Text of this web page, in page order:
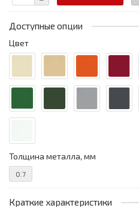
Доступные опции
Цвет
Толщина металла, мм
0.7
Краткие характеристики